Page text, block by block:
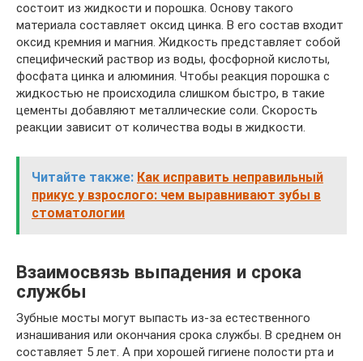
состоит из жидкости и порошка. Основу такого
материала составляет оксид цинка. В его состав входит
оксид кремния и магния. Жидкость представляет собой
специфический раствор из воды, фосфорной кислоты,
фосфата цинка и алюминия. Чтобы реакция порошка с
жидкостью не происходила слишком быстро, в такие
цементы добавляют металлические соли. Скорость
реакции зависит от количества воды в жидкости.
Читайте также: Как исправить неправильный
прикус у взрослого: чем выравнивают зубы в
стоматологии
Взаимосвязь выпадения и срока
службы
Зубные мосты могут выпасть из-за естественного
изнашивания или окончания срока службы. В среднем он
составляет 5 лет. А при хорошей гигиене полости рта и